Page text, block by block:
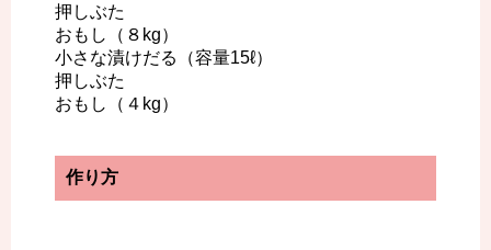
押しぶた
おもし（８kg）
小さな漬けだる（容量15ℓ）
押しぶた
おもし（４kg）
作り方